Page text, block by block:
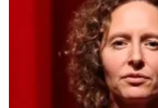
laatste 30 minuten
BESTEL NU